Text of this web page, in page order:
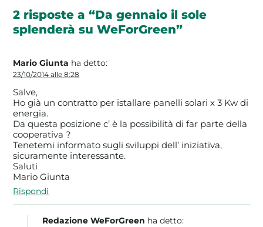
2 risposte a “Da gennaio il sole
splenderà su WeForGreen”
Mario Giunta ha detto:
23/10/2014 alle 8:28
Salve,
Ho già un contratto per istallare panelli solari x 3 Kw di
energia.
Da questa posizione c’ è la possibilità di far parte della
cooperativa ?
Tenetemi informato sugli sviluppi dell’ iniziativa,
sicuramente interessante.
Saluti
Mario Giunta
Rispondi
Redazione WeForGreen ha detto: